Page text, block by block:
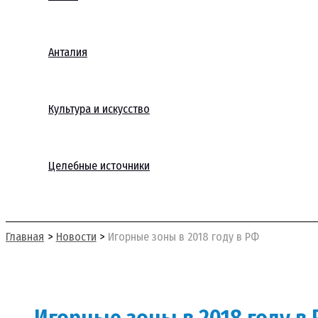
Анталия
Культура и искусство
Целебные источники
Главная Новости Игорные зоны в 2018 году в РФ